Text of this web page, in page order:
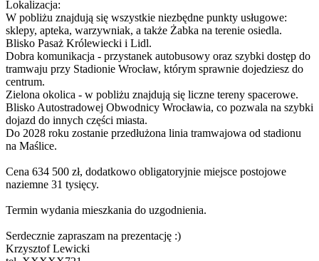
Lokalizacja:
W pobliżu znajdują się wszystkie niezbędne punkty usługowe:
sklepy, apteka, warzywniak, a także Żabka na terenie osiedla.
Blisko Pasaż Królewiecki i Lidl.
Dobra komunikacja - przystanek autobusowy oraz szybki dostęp do
tramwaju przy Stadionie Wrocław, którym sprawnie dojedziesz do
centrum.
Zielona okolica - w pobliżu znajdują się liczne tereny spacerowe.
Blisko Autostradowej Obwodnicy Wrocławia, co pozwala na szybki
dojazd do innych części miasta.
Do 2028 roku zostanie przedłużona linia tramwajowa od stadionu
na Maślice.
Cena 634 500 zł, dodatkowo obligatoryjnie miejsce postojowe
naziemne 31 tysięcy.
Termin wydania mieszkania do uzgodnienia.
Serdecznie zapraszam na prezentację :)
Krzysztof Lewicki